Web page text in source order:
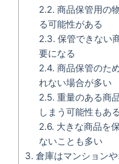
2.2. 商品保管用の
る可能性がある
2.3. 保管できない
要になる
2.4. 商品保管のた
れない場合が多い
2.5. 重量のある商
しまう可能性もある
2.6. 大きな商品を
ないことも多い
3. 倉庫はマンション